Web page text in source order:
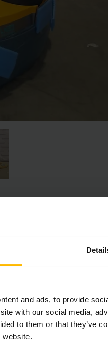
and ads, to provide
with our social media,
to them or that they’ve
website.
eine umfassende